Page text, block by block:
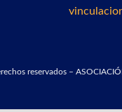
reservados –